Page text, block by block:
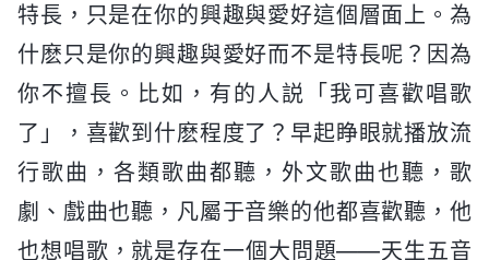
特長，只是在你的興趣與愛好這個層面上。為
什麽只是你的興趣與愛好而不是特長呢？因為
你不擅長。比如，有的人説「我可喜歡唱歌
了」，喜歡到什麽程度了？早起睁眼就播放流
行歌曲，各類歌曲都聽，外文歌曲也聽，歌
劇、戲曲也聽，凡屬于音樂的他都喜歡聽，他
也想唱歌，就是存在一個大問題——天生五音